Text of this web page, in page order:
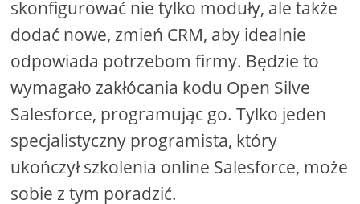
skonfigurować nie tylko moduły, ale także
dodać nowe, zmień CRM, aby idealnie
odpowiada potrzebom firmy. Będzie to
wymagało zakłócania kodu Open Silve
Salesforce, programując go. Tylko jeden
specjalistyczny programista, który
ukończył szkolenia online Salesforce, może
sobie z tym poradzić.